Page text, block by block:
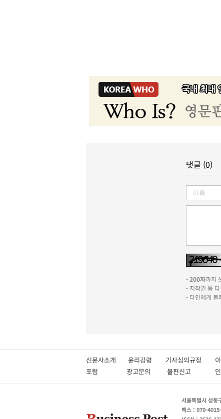
댓글 (0)
-200자까지
- 저작권 등
- 타인에게 불
신문사소개 윤리강령 기사심의규정
포럼
광고문의 불편신고
서울특별시 성동
팩스 : 070-